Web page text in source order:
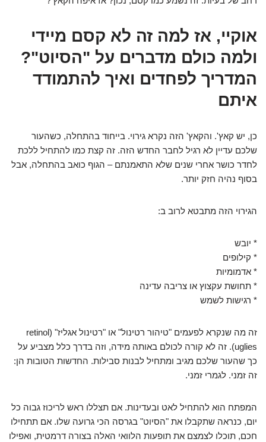
אוקיי, אז למה זה לא קסם מיידי
ולמה כולם מדברים על "הסיוט"?
המדריך לפחדים ואיך להתמודד
איתם
כן, יש קאץ'. והקאץ' הזה נקרא גירוי. בייחוד בהתחלה, כשהעור
שלכם עדיין לא רגיל לחבר החדש הזה. זה קצת כמו להתחיל ללכת
לחדר כושר אחרי שנים שלא התאמנתם – הגוף כואב בהתחלה, אבל
בסוף נהיה חזק יותר.
הגירוי הזה מתבטא לרוב ב:
* יובש
* קילופים
* אדמומיות
* תחושת עקצוץ או צריבה עדינה
* רגישות לשמש
זה מה שנקרא לפעמים "טיהור רטינול" או "רטינול אגליז" (retinol
uglies). זה לא קורה לכולם באותה מידה, וזה בדרך כלל מצביע על
כך שהעור שלכם מגיב ומתחיל לבנות סבילות. החדשות הטובות הן:
זה זמני. לגמרי זמני.
המפתח הוא להתחיל לאט ובעדינות. אם תצללו ראש לריכוז גבוה כל
יום, כנראה שתקבלו את "הסיוט" בגרסה הכי גרועה שלו. אם תתחילו
חכם, תוכלו לצמצם את תופעות הלוואי האלה בצורה דרמטית, ואפילו